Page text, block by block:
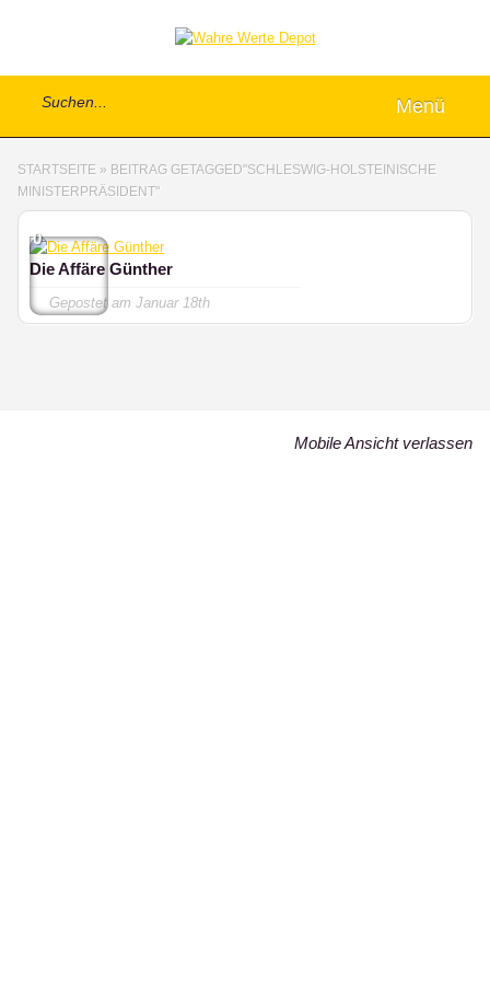
Menü
STARTSEITE » BEITRAG GETAGGED"SCHLESWIG-HOLSTEINISCHE
MINISTERPRÄSIDENT"
0
Die Affäre Günther
Gepostet am Januar 18th
Mobile Ansicht verlassen